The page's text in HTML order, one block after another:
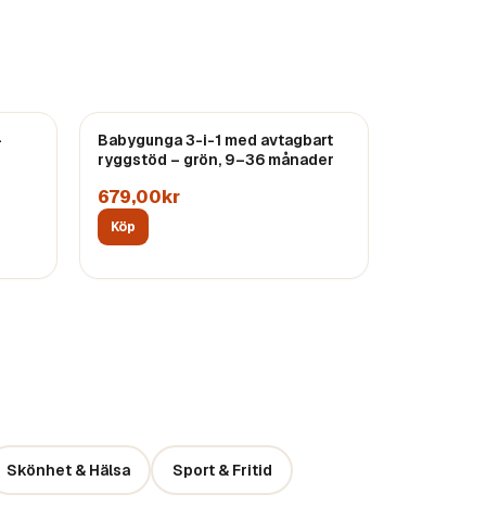
Babygunga 3-i-1 med avtagbart
ryggstöd – grön, 9–36 månader
679,00kr
Köp
Skönhet & Hälsa Sport & Fritid